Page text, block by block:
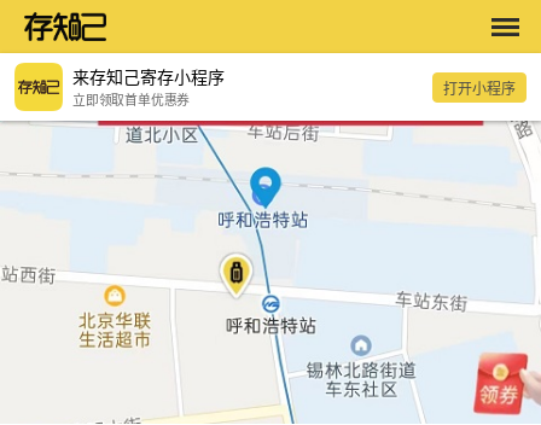
来存知己寄存小程序
立即领取首单优惠券
打开小程序